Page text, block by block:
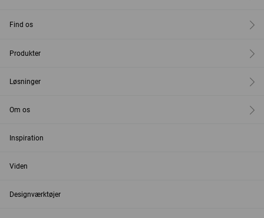
Find os
Produkter
Løsninger
Om os
Inspiration
Viden
Designværktøjer